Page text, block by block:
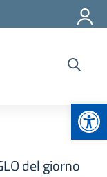
del giorno